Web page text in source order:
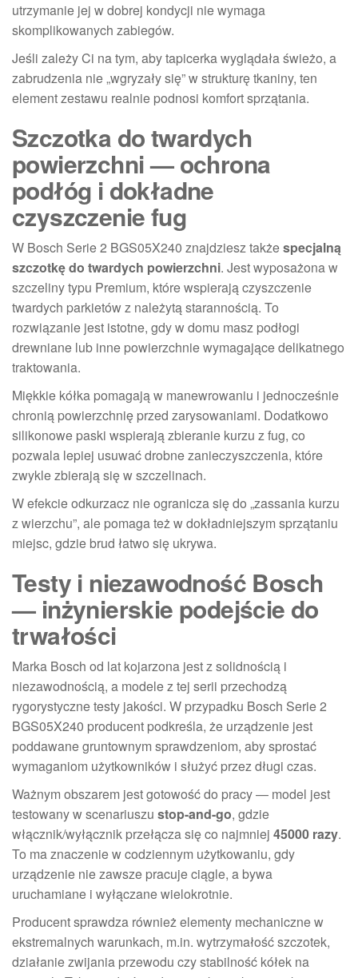
utrzymanie jej w dobrej kondycji nie wymaga
skomplikowanych zabiegów.
Jeśli zależy Ci na tym, aby tapicerka wyglądała świeżo, a
zabrudzenia nie „wgryzały się” w strukturę tkaniny, ten
element zestawu realnie podnosi komfort sprzątania.
Szczotka do twardych
powierzchni — ochrona
podłóg i dokładne
czyszczenie fug
W Bosch Serie 2 BGS05X240 znajdziesz takżespecjalną
szczotkę do twardych powierzchni. Jest wyposażona w
szczeliny typu Premium, które wspierają czyszczenie
twardych parkietów z należytą starannością. To
rozwiązanie jest istotne, gdy w domu masz podłogi
drewniane lub inne powierzchnie wymagające delikatnego
traktowania.
Miękkie kółka pomagają w manewrowaniu i jednocześnie
chronią powierzchnię przed zarysowaniami. Dodatkowo
silikonowe paski wspierają zbieranie kurzu z fug, co
pozwala lepiej usuwać drobne zanieczyszczenia, które
zwykle zbierają się w szczelinach.
W efekcie odkurzacz nie ogranicza się do „zassania kurzu
z wierzchu”, ale pomaga też w dokładniejszym sprzątaniu
miejsc, gdzie brud łatwo się ukrywa.
Testy i niezawodność Bosch
— inżynierskie podejście do
trwałości
Marka Bosch od lat kojarzona jest z solidnością i
niezawodnością, a modele z tej serii przechodzą
rygorystyczne testy jakości. W przypadku Bosch Serie 2
BGS05X240 producent podkreśla, że urządzenie jest
poddawane gruntownym sprawdzeniom, aby sprostać
wymaganiom użytkowników i służyć przez długi czas.
Ważnym obszarem jest gotowość do pracy — model jest
testowany w scenariuszu stop-and-go, gdzie
włącznik/wyłącznik przełącza się co najmniej 45000 razy.
To ma znaczenie w codziennym użytkowaniu, gdy
urządzenie nie zawsze pracuje ciągle, a bywa
uruchamiane i wyłączane wielokrotnie.
Producent sprawdza również elementy mechaniczne w
ekstremalnych warunkach, m.in. wytrzymałość szczotek,
działanie zwijania przewodu czy stabilność kółek na